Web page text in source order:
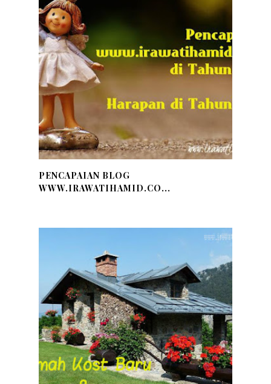
PENCAPAIAN BLOG
WWW.IRAWATIHAMID.CO...